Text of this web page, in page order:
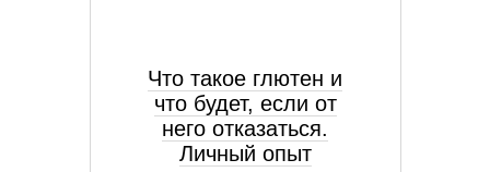
Что такое глютен и
что будет, если от
него отказаться.
Личный опыт